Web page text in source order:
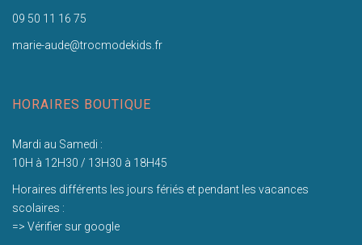
09 50 11 16 75
marie-aude@trocmodekids.fr
HORAIRES BOUTIQUE
Mardi au Samedi :
10H à 12H30 / 13H30 à 18H45
Horaires différents les jours fériés et pendant les vacances
scolaires :
=> Vérifier sur google